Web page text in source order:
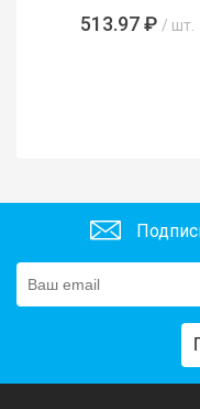
513.97 ₽ / шт.